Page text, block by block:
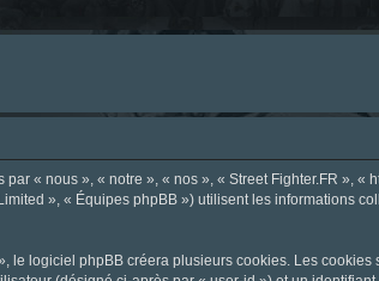
« nous », « notre », « nos », « Street Fighter.FR », «
», « Équipes phpBB ») utilisent les informations
logiciel phpBB créera plusieurs cookies. Les